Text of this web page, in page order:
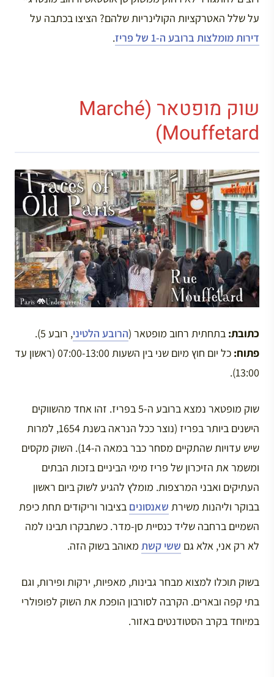
על שלל האטרקציות הקולינריות שלהם? הציצו בכתבה על
דירות מומלצות ברובע ה-1 של פריז
.
שוק מופטאר (Marché
Mouffetard)
כתובת: בתחתית רחוב מופטאר (הרובע הלטיני, רובע 5).
פתוח:
כל יום חוץ מיום שני בין השעות 07:00-13:00 (ראשון עד
13:00).
שוק מופטאר נמצא ברובע ה-5 בפריז. זהו אחד מהשווקים
הישנים ביותר בפריז (נוצר ככל הנראה בשנת 1654, למרות
שיש עדויות שהתקיים מסחר כבר במאה ה-14). השוק מקסים
ומשמר את הזיכרון של פריז מימי הביניים בזכות הבתים
העתיקים ואבני המרצפות. מומלץ להגיע לשוק ביום ראשון
בבוקר וליהנות משירת שאנסונים בציבור וריקודים תחת כיפת
השמיים ברחבה שליד כנסיית סן-מדר. כשתבקרו תבינו למה
לא רק אני, אלא גם ששי קשת מאוהב בשוק הזה.
בשוק תוכלו למצוא מבחר גבינות, מאפיות, ירקות ופירות, וגם
בתי קפה ובארים. הקרבה לסורבון הופכת את השוק לפופולרי
במיוחד בקרב הסטודנטים באזור.